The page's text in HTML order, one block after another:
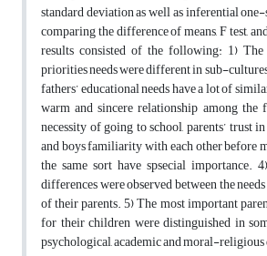
standard deviation as well as inferential
comparing the difference of means, F test,
results consisted of the following: 1) The
priorities needs were different in sub-
fathers’ educational needs have a lot of
warm and sincere relationship among the
necessity of going to school, parents’ trust
and boys familiarity with each other before
the same sort have spsecial importance.
differences were observed between the
of their parents. 5) The most important
for their children were distinguished in
psychological, academic and moral-